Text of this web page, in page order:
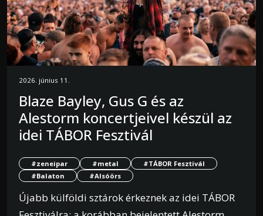
2026. június 11.
Blaze Bayley, Gus G és az
Alestorm koncertjeivel készül az
idei TÁBOR Fesztivál
#zeneipar #metal
#TÁBOR Fesztivál
#Balaton
#Alsóörs
Újabb külföldi sztárok érkeznek az idei TÁBOR